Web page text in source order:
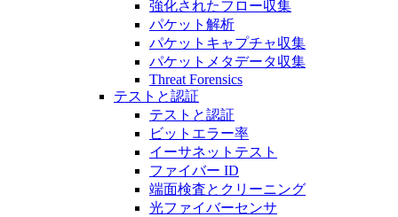
強化されたフロー収集
パケット解析
パケットキャプチャ収集
パケットメタデータ収集
Threat Forensics
テストと認証
テストと認証
ビットエラー率
イーサネットテスト
ファイバー ID
端面検査とクリーニング
光ファイバーセンサ